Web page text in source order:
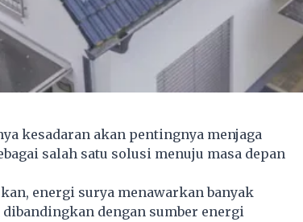
kesadaran akan pentingnya menjaga
salah satu solusi menuju masa depan
energi surya menawarkan banyak
dengan sumber energi